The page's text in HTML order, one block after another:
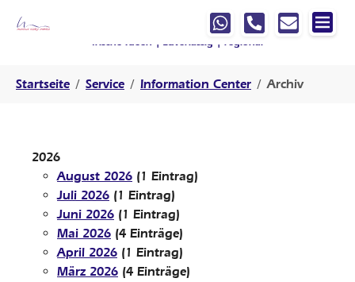
Ihre Werbeagentur, die mitdenkt !
frische Ideen | zuverlässig | regional
Startseite Service Information Center Archiv
2026
August 2026 (1 Eintrag)
Juli 2026 (1 Eintrag)
Juni 2026 (1 Eintrag)
Mai 2026 (4 Einträge)
April 2026 (1 Eintrag)
März 2026 (4 Einträge)